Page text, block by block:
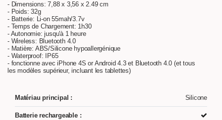
- Dimensions: 7,88 x 3,56 x 2.49 cm
- Poids: 32g
- Batterie: Li-on 55mah/3.7v
- Temps de Chargement: 1h30
- Autonomie: jusqu'à 1 heure
- Wireless: Bluetooth 4.0
- Matière: ABS/Silicone hypoallergénique
- Waterproof: IP65
- fonctionne avec iPhone 4S or Android 4.3 et Bluetooth 4.0 (et tous
les modèles supérieur, incluant les tablettes)
Matériau principal : Silicone
Batterie rechargeable :